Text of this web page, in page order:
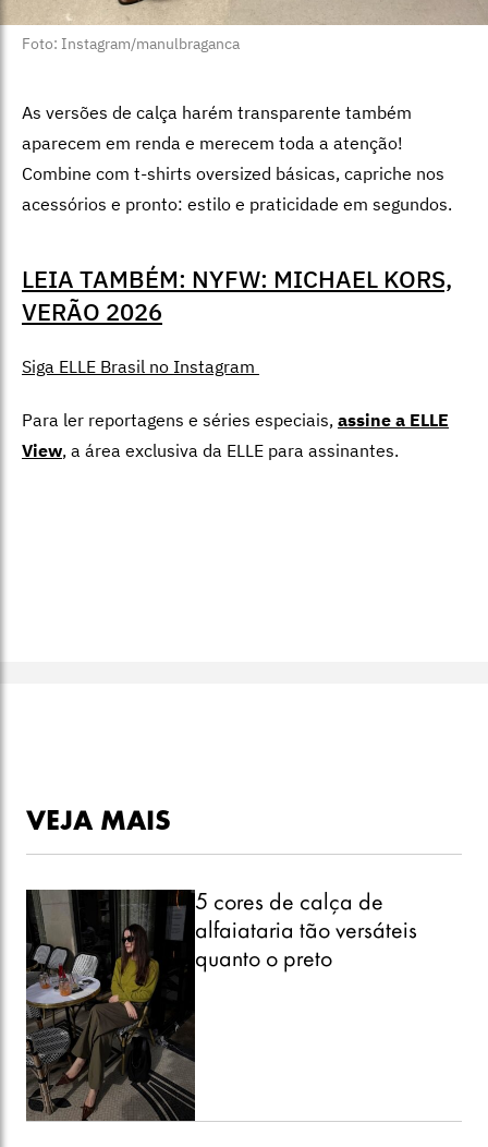
Foto: Instagram/manulbraganca
As versões de calça harém transparente também
aparecem em renda e merecem toda a atenção!
Combine com t-shirts oversized básicas, capriche nos
acessórios e pronto: estilo e praticidade em segundos.
LEIA TAMBÉM: NYFW: MICHAEL KORS,
VERÃO 2026
Siga ELLE Brasil no Instagram
Para ler reportagens e séries especiais, assine a ELLE
View, a área exclusiva da ELLE para assinantes.
VEJA MAIS
5 cores de calça de
alfaiataria tão versáteis
quanto o preto